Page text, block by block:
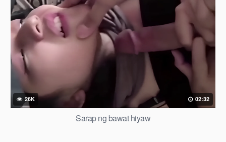
26K 02:32
Sarap ng bawat hiyaw